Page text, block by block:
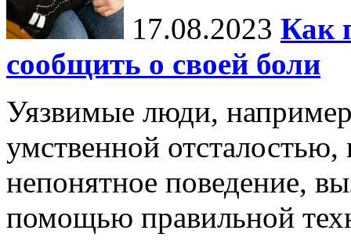
17.08.2023 Как
сообщить о своей боли
Уязвимые люди,
умственной
непонятное поведение,
помощью правильной